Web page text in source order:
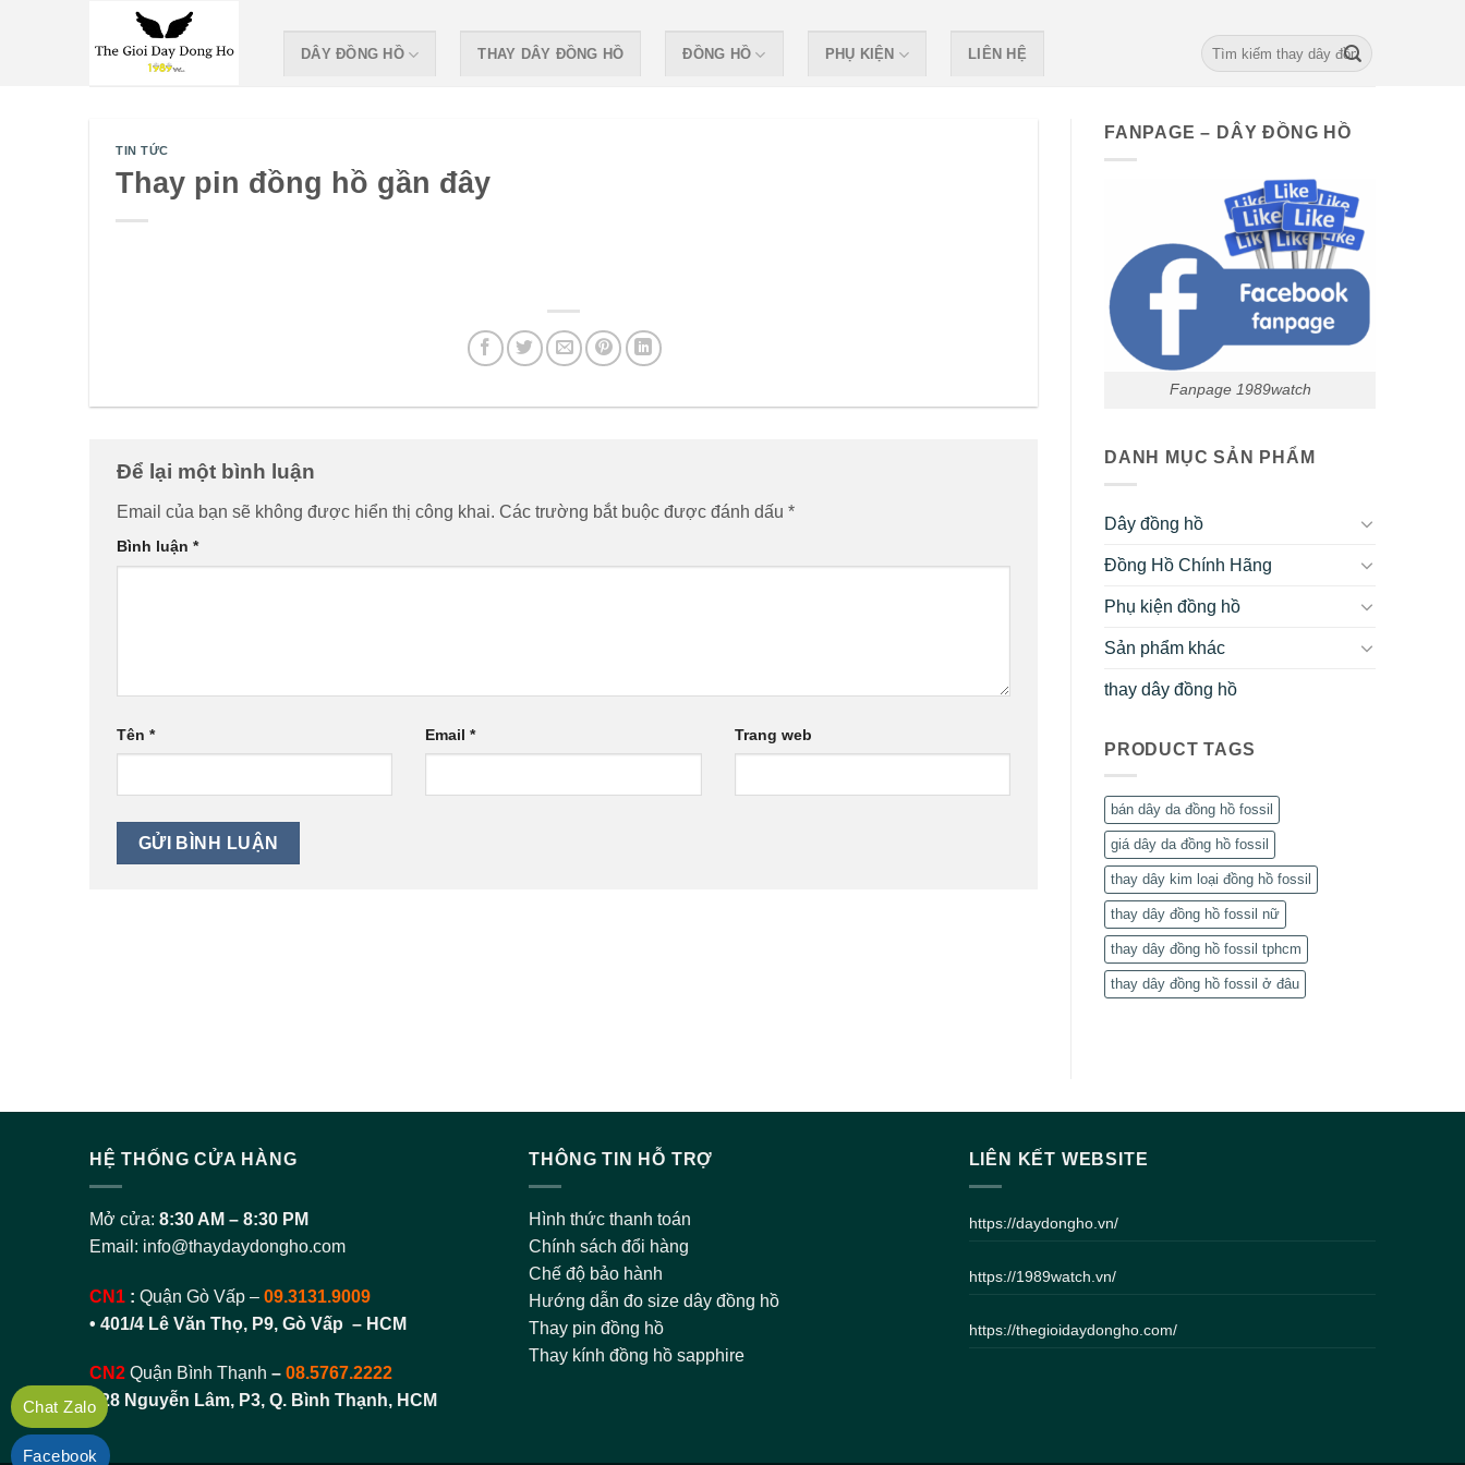
DÂY ĐỒNG HỒ THAY DÂY ĐỒNG HỒ ĐỒNG HỒ PHỤ KIỆN LIÊN HỆ
Search
for:
TIN TỨC
Thay pin đồng hồ gần đây
Để lại một bình luận
Email của bạn sẽ không được hiển thị công khai. Các trường bắt buộc được đánh dấu *
Bình luận *
Tên * Email* Trang web
FANPAGE – DÂY ĐỒNG HỒ
Fanpage 1989watch
DANH MỤC SẢN PHẨM
Dây đồng hồ
Đồng Hồ Chính Hãng
Phụ kiện đồng hồ
Sản phẩm khác
thay dây đồng hồ
PRODUCT TAGS
bán dây da đồng hồ fossil
giá dây da đồng hồ fossil
thay dây kim loại đồng hồ fossil
thay dây đồng hồ fossil nữ
thay dây đồng hồ fossil tphcm
thay dây đồng hồ fossil ở đâu
HỆ THỐNG CỬA HÀNG
Mở cửa: 8:30 AM – 8:30 PM
Email: info@thaydaydongho.com
CN1 : Quận Gò Vấp – 09.3131.9009
• 401/4 Lê Văn Thọ, P9, Gò Vấp – HCM
CN2 Quận Bình Thạnh – 08.5767.2222
• 28 Nguyễn Lâm, P3, Q. Bình Thạnh, HCM
THÔNG TIN HỖ TRỢ
Hình thức thanh toán
Chính sách đổi hàng
Chế độ bảo hành
Hướng dẫn đo size dây đồng hồ
Thay pin đồng hồ
Thay kính đồng hồ sapphire
LIÊN KẾT WEBSITE
https://daydongho.vn/
https://1989watch.vn/
https://thegioidaydongho.com/
Chat Zalo
Facebook